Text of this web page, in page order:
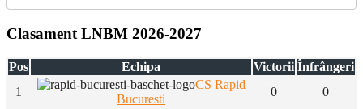
Clasament LNBM 2026-2027
Pos Echipa Victorii Înfrângeri
1
CS Rapid
Bucuresti
0 0